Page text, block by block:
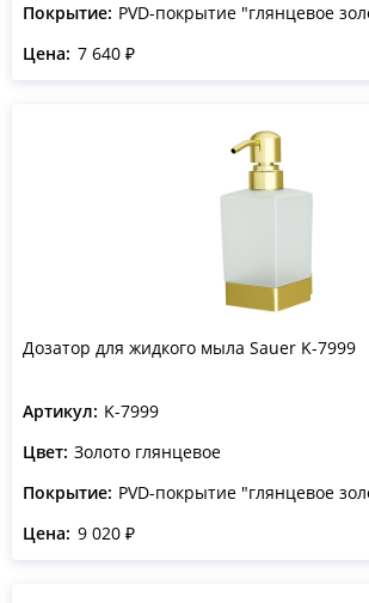
Покрытие: PVD-покрытие "глянцевое
Цена: 7 640 ₽
Дозатор для жидкого мыла Sauer K-7999
Артикул: K-7999
Цвет: Золото глянцевое
Покрытие: PVD-покрытие "глянцевое
Цена: 9 020 ₽